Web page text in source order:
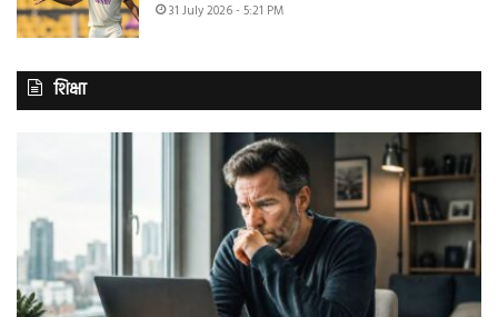
31 July 2026 - 5:21 PM
शिक्षा